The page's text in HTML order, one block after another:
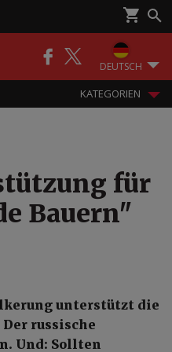
DEUTSCH
KATEGORIEN
für
Bauern"
unterstützt die
russische
Und: Sollten